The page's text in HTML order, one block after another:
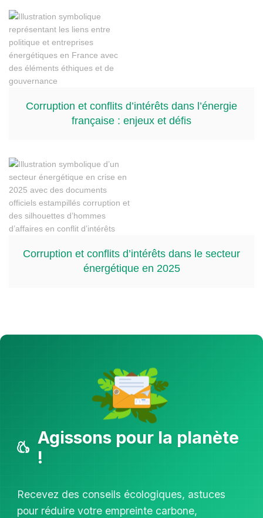
Corruption et conflits d’intérêts dans l’énergie
française : enjeux et défis
Corruption et conflits d’intérêts dans le secteur
énergétique en 2025
Agissons pour la planète
!
Recevez des conseils écologiques, astuces
pour réduire votre empreinte carbone,